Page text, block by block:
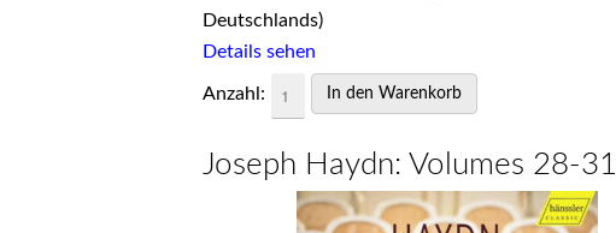
Deutschlands)
Details sehen
Anzahl:
Joseph Haydn: Volumes 28-31